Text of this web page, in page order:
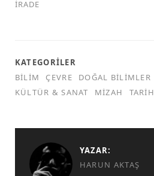
İRADE
KATEGORILER
BILIM
ÇEVRE DOĞAL BILIMLER
KÜLTÜR & SANAT
MIZAH TARIH
YAZAR:
HARUN AKTAŞ